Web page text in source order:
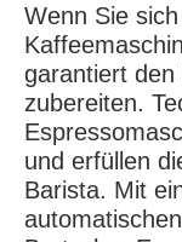
Wenn Sie
garantiert
zubereiten.
und erfüllen
Barista. Mit